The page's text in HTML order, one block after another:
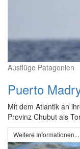
Ausflüge Patagonien
Puerto
Mit dem Atlantik an
Provinz Chubut als
Weitere Informationen...